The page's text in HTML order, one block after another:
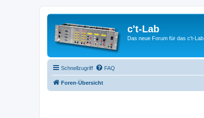
c't-Lab
Das neue Forum für das c't-Lab
Schnellzugriff FAQ
Foren-Übersicht